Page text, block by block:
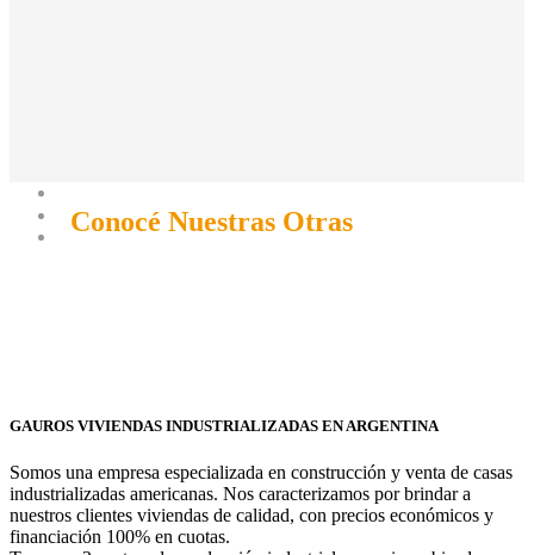
Conocé Nuestras Otras
GAUROS VIVIENDAS INDUSTRIALIZADAS EN ARGENTINA
Somos una empresa especializada en construcción y venta de casas
industrializadas americanas. Nos caracterizamos por brindar a
nuestros clientes viviendas de calidad, con precios económicos y
financiación 100% en cuotas.